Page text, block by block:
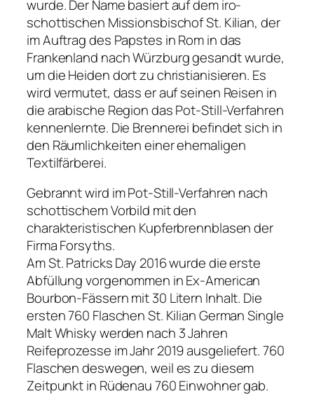
wurde. Der Name basiert auf dem iro-
schottischen Missionsbischof St. Kilian, der
im Auftrag des Papstes in Rom in das
Frankenland nach Würzburg gesandt wurde,
um die Heiden dort zu christianisieren. Es
wird vermutet, dass er auf seinen Reisen in
die arabische Region das Pot-Still-Verfahren
kennenlernte. Die Brennerei befindet sich in
den Räumlichkeiten einer ehemaligen
Textilfärberei.
Gebrannt wird im Pot-Still-Verfahren nach
schottischem Vorbild mit den
charakteristischen Kupferbrennblasen der
Firma Forsyths.
Am St. Patricks Day 2016 wurde die erste
Abfüllung vorgenommen in Ex-American
Bourbon-Fässern mit 30 Litern Inhalt. Die
ersten 760 Flaschen St. Kilian German Single
Malt Whisky werden nach 3 Jahren
Reifeprozesse im Jahr 2019 ausgeliefert. 760
Flaschen deswegen, weil es zu diesem
Zeitpunkt in Rüdenau 760 Einwohner gab.